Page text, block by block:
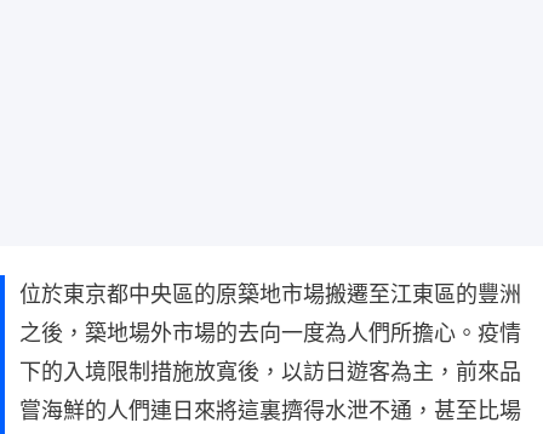
位於東京都中央區的原築地市場搬遷至江東區的豐洲
之後，築地場外市場的去向一度為人們所擔心。疫情
下的入境限制措施放寬後，以訪日遊客為主，前來品
嘗海鮮的人們連日來將這裏擠得水泄不通，甚至比場